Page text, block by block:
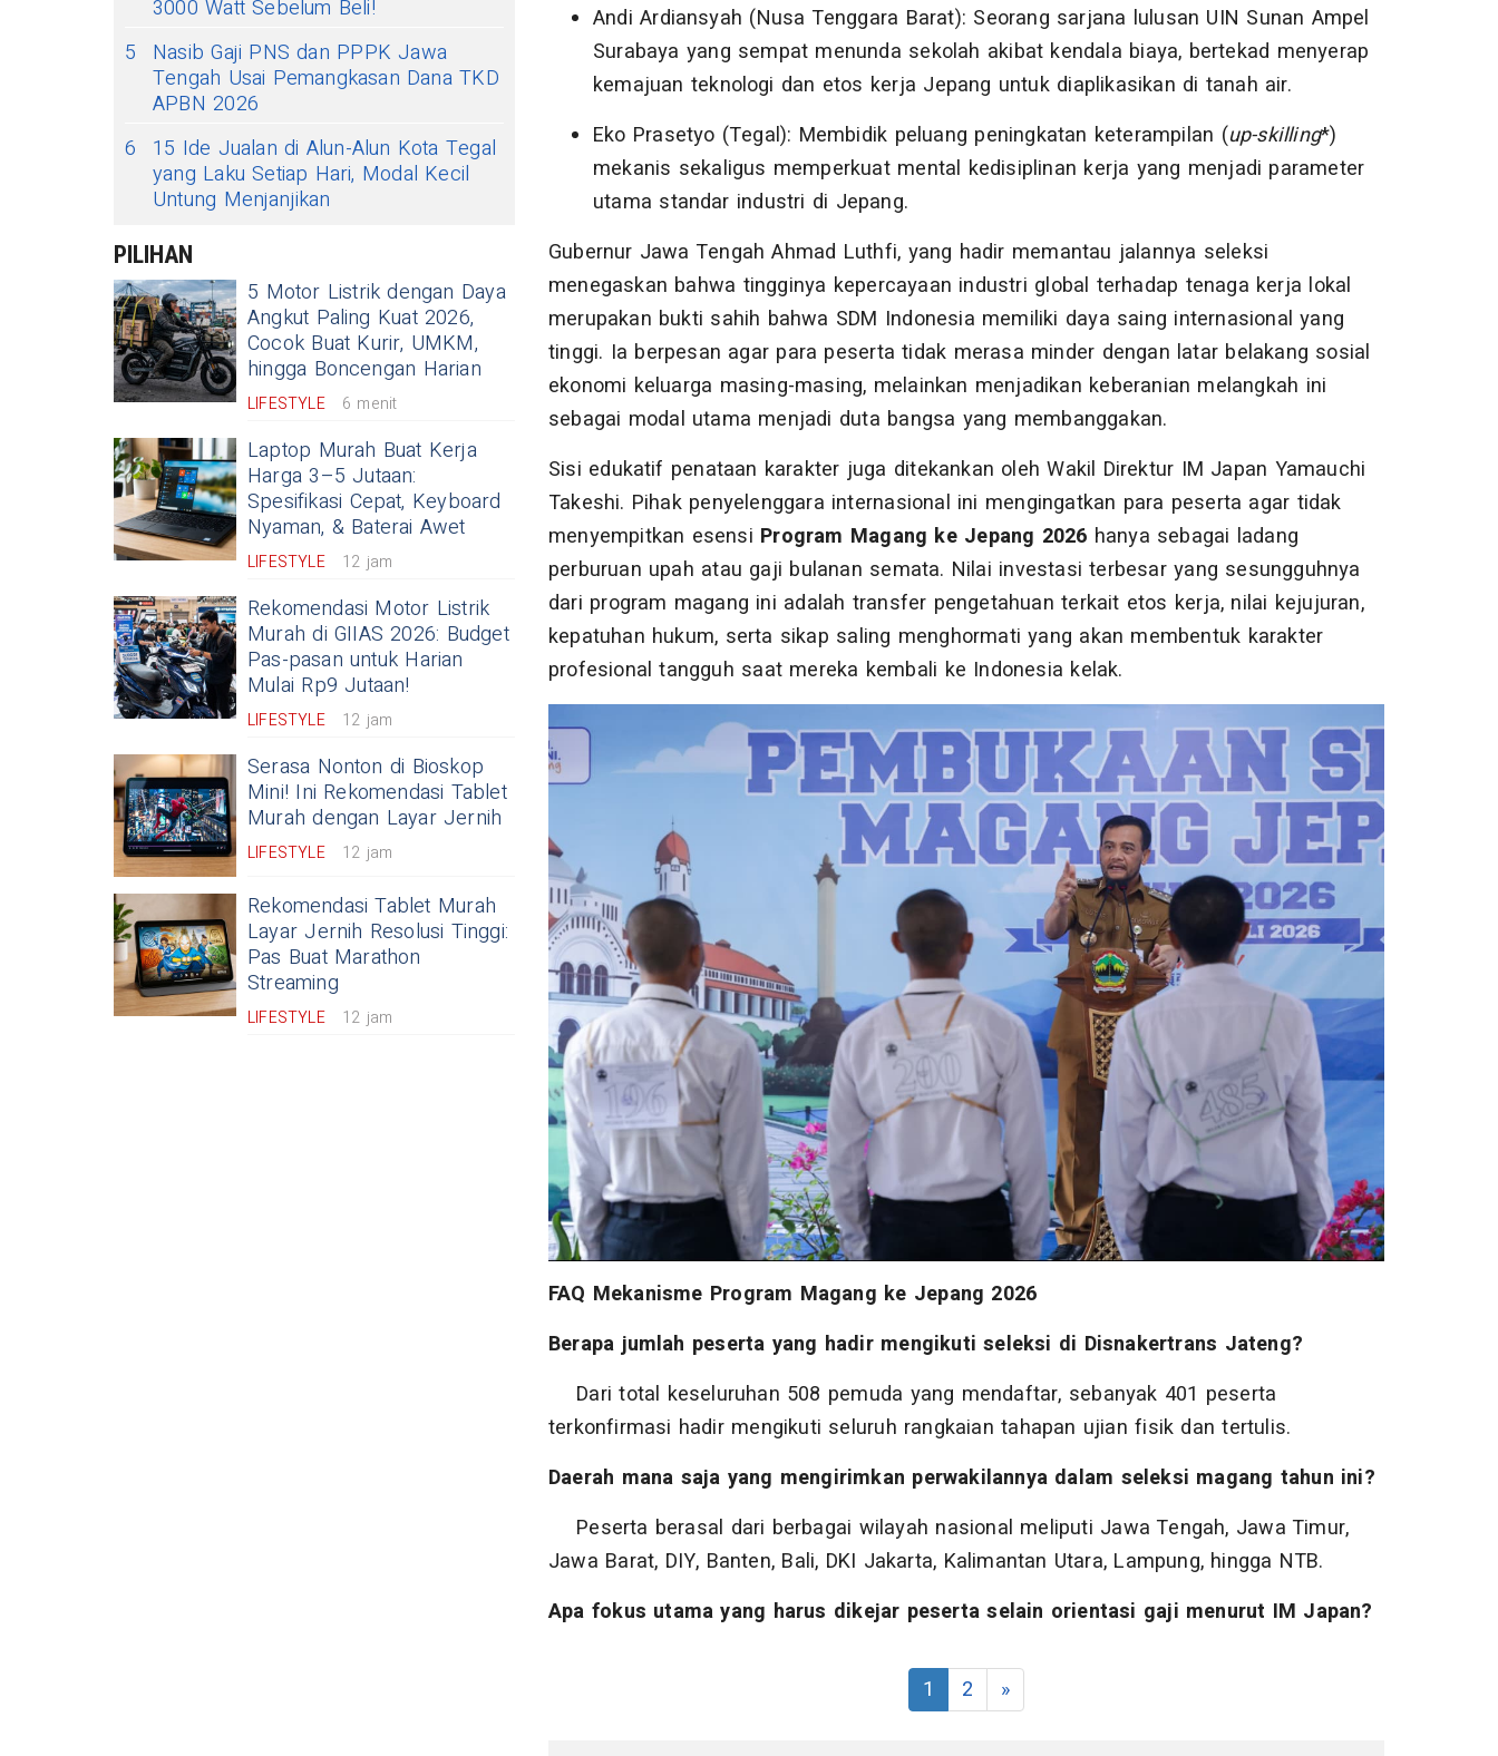
3000 Watt Sebelum Beli!
5
Nasib Gaji PNS dan PPPK Jawa
Tengah Usai Pemangkasan Dana TKD
APBN 2026
6
15 Ide Jualan di Alun-Alun Kota Tegal
yang Laku Setiap Hari, Modal Kecil
Untung Menjanjikan
PILIHAN
5 Motor Listrik dengan Daya
Angkut Paling Kuat 2026,
Cocok Buat Kurir, UMKM,
hingga Boncengan Harian
LIFESTYLE 6 menit
Laptop Murah Buat Kerja
Harga 3–5 Jutaan:
Spesifikasi Cepat, Keyboard
Nyaman, & Baterai Awet
LIFESTYLE 12 jam
Rekomendasi Motor Listrik
Murah di GIIAS 2026: Budget
Pas-pasan untuk Harian
Mulai Rp9 Jutaan!
LIFESTYLE 12 jam
Serasa Nonton di Bioskop
Mini! Ini Rekomendasi Tablet
Murah dengan Layar Jernih
LIFESTYLE 12 jam
Rekomendasi Tablet Murah
Layar Jernih Resolusi Tinggi:
Pas Buat Marathon
Streaming
LIFESTYLE 12 jam
Andi Ardiansyah (Nusa Tenggara Barat): Seorang sarjana lulusan UIN Sunan Ampel
Surabaya yang sempat menunda sekolah akibat kendala biaya, bertekad menyerap
kemajuan teknologi dan etos kerja Jepang untuk diaplikasikan di tanah air.
Eko Prasetyo (Tegal): Membidik peluang peningkatan keterampilan (up-skilling*)
mekanis sekaligus memperkuat mental kedisiplinan kerja yang menjadi parameter
utama standar industri di Jepang.
Gubernur Jawa Tengah Ahmad Luthfi, yang hadir memantau jalannya seleksi
menegaskan bahwa tingginya kepercayaan industri global terhadap tenaga kerja lokal
merupakan bukti sahih bahwa SDM Indonesia memiliki daya saing internasional yang
tinggi. Ia berpesan agar para peserta tidak merasa minder dengan latar belakang sosial
ekonomi keluarga masing-masing, melainkan menjadikan keberanian melangkah ini
sebagai modal utama menjadi duta bangsa yang membanggakan.
Sisi edukatif penataan karakter juga ditekankan oleh Wakil Direktur IM Japan Yamauchi
Takeshi. Pihak penyelenggara internasional ini mengingatkan para peserta agar tidak
menyempitkan esensi Program Magang ke Jepang 2026 hanya sebagai ladang
perburuan upah atau gaji bulanan semata. Nilai investasi terbesar yang sesungguhnya
dari program magang ini adalah transfer pengetahuan terkait etos kerja, nilai kejujuran,
kepatuhan hukum, serta sikap saling menghormati yang akan membentuk karakter
profesional tangguh saat mereka kembali ke Indonesia kelak.
FAQ Mekanisme Program Magang ke Jepang 2026
Berapa jumlah peserta yang hadir mengikuti seleksi di Disnakertrans Jateng?
Dari total keseluruhan 508 pemuda yang mendaftar, sebanyak 401 peserta
terkonfirmasi hadir mengikuti seluruh rangkaian tahapan ujian fisik dan tertulis.
Daerah mana saja yang mengirimkan perwakilannya dalam seleksi magang tahun ini?
Peserta berasal dari berbagai wilayah nasional meliputi Jawa Tengah, Jawa Timur,
Jawa Barat, DIY, Banten, Bali, DKI Jakarta, Kalimantan Utara, Lampung, hingga NTB.
Apa fokus utama yang harus dikejar peserta selain orientasi gaji menurut IM Japan?
1 2 »